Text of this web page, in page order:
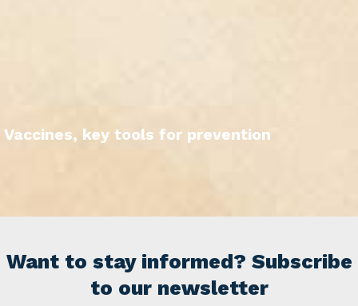
Vaccines, key tools for prevention
Want to stay informed? Subscribe
to our newsletter